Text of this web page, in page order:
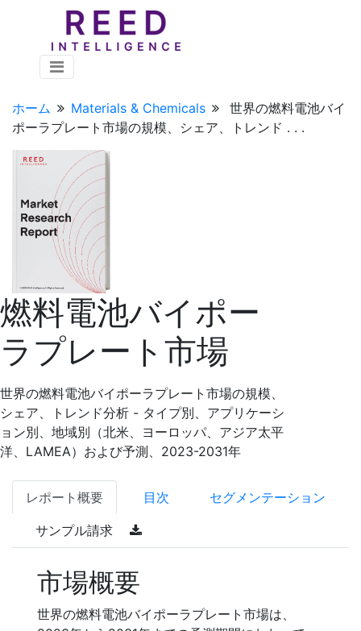
ホーム Materials & Chemicals
世界の燃料電池バイ
ポーラプレート市場の規模、シェア、トレンド . . .
燃料電池バイポー
ラプレート市場
世界の燃料電池バイポーラプレート市場の規模、
シェア、トレンド分析 - タイプ別、アプリケーシ
ョン別、地域別（北米、ヨーロッパ、アジア太平
洋、LAMEA）および予測、2023-2031年
レポート概要 目次 セグメンテーション
サンプル請求
市場概要
世界の燃料電池バイポーラプレート市場は、